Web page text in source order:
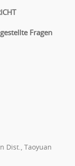
Fragen
Dist., Taoyuan